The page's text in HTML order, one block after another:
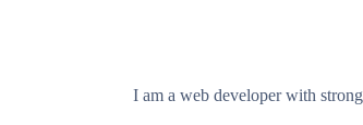
I am a web developer with